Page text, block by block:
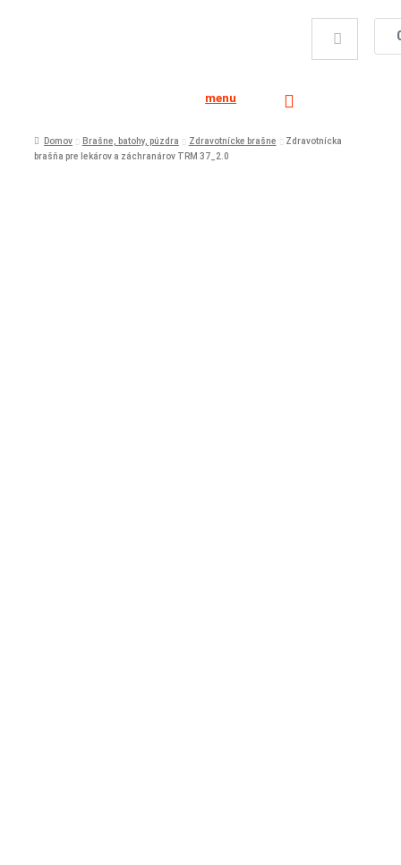
menu
Domov Brašne, batohy, púzdra Zdravotnícke brašne
Zdravotnícka
brašňa pre lekárov a záchranárov TRM 37_2.0